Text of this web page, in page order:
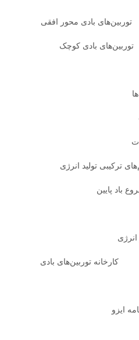
توربین‌های بادی محور افقی
توربین‌های بادی کوچک
ترکیبی تولید انرژی
باد پایین
کارخانه توربین‌های بادی
ایزو